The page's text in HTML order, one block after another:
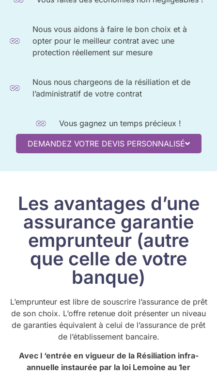
Nous vous aidons à faire le bon choix et à
opter pour le meilleur contrat avec une
protection réellement sur mesure
Nous nous chargeons de la résiliation et de
l’administratif de votre contrat
Vous gagnez un temps précieux !
DEMANDEZ VOTRE DEVIS PERSONNALISÉ
Les avantages d’une
assurance garantie
emprunteur (autre
que celle de votre
banque)
L’emprunteur est libre de souscrire l’assurance de prêt
de son choix. L’offre retenue doit présenter un niveau
de garanties équivalent à celui de l’assurance de prêt
de l’établissement bancaire.
Avec l ‘entrée en vigueur de la Résiliation infra-
annuelle instaurée par la loi Lemoine au 1er